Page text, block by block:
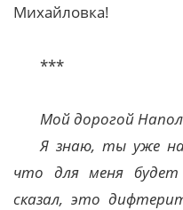
Михайловка!
***
Мой дорогой
Я знаю, ты уже
что для меня
сказал, это